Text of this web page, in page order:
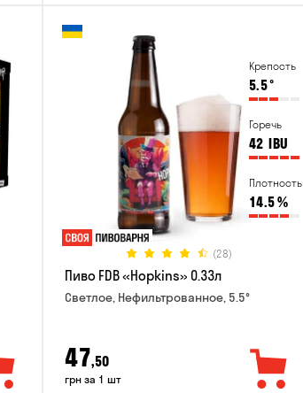
Крепость
5.5°
Горечь
42 IBU
Плотность
14.5%
(28)
Пиво FDB «Hopkins» 0.33л
Светлое, Нефильтрованное, 5.5°
47,50
грн за 1 шт